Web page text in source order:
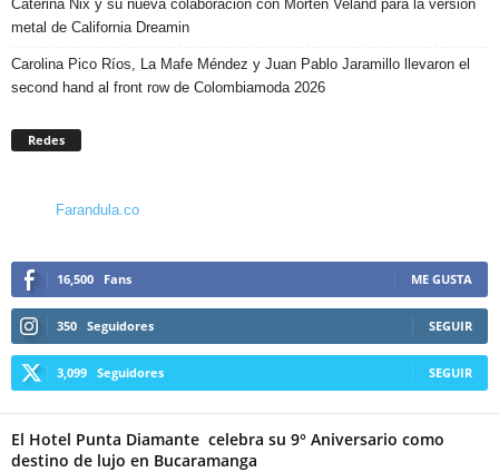
Caterina Nix y su nueva colaboración con Morten Veland para la versión
metal de California Dreamin
Carolina Pico Ríos, La Mafe Méndez y Juan Pablo Jaramillo llevaron el
second hand al front row de Colombiamoda 2026
Redes
Farandula.co
16,500 Fans ME GUSTA
350 Seguidores SEGUIR
3,099 Seguidores SEGUIR
El Hotel Punta Diamante celebra su 9° Aniversario como
destino de lujo en Bucaramanga